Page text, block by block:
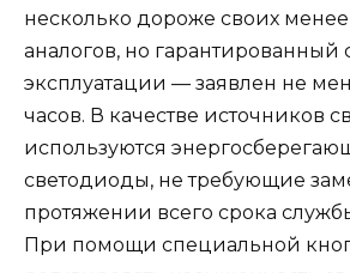
несколько дороже своих
аналогов, но гарантированный
эксплуатации — заявлен не
часов. В качестве источников
используются
светодиоды, не требующие
протяжении всего срока
При помощи специальной